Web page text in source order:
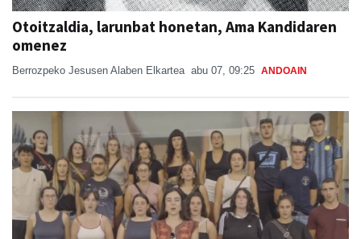
Otoitzaldia, larunbat honetan, Ama Kandidaren
omenez
Berrozpeko Jesusen Alaben Elkartea abu 07, 09:25 ANDOAIN